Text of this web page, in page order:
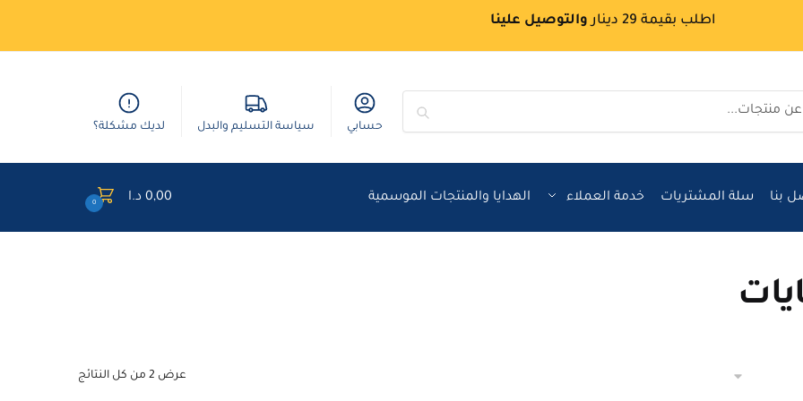
اطلب بقيمة 29 دينار والتوصيل علينا
حسابي سياسة التسليم والبدل لديك مشكلة؟
بنا سلة المشتريات خدمة العملاء الهدايا والمنتجات الموسمية 0,00 د.ا 0
عرض ⁦2⁩ من كل النتائج